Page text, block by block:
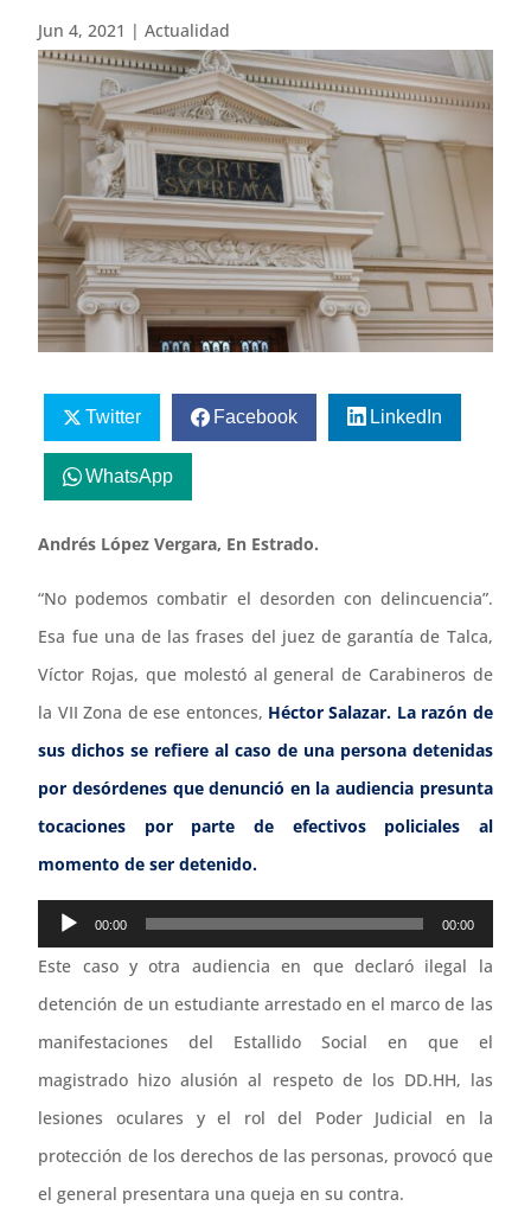
Jun 4, 2021 |Actualidad
Twitter Facebook LinkedIn
WhatsApp
Andrés López Vergara, En Estrado.
“No podemos combatir el desorden con delincuencia”.
Esa fue una de las frases del juez de garantía de Talca,
Víctor Rojas, que molestó al general de Carabineros de
la VII Zona de ese entonces, Héctor Salazar. La razón de
sus dichos se refiere al caso de una persona detenidas
por desórdenes que denunció en la audiencia presunta
tocaciones por parte de efectivos policiales al
momento de ser detenido.
Reproductor
de
audio
00:00 00:00
Este caso y otra audiencia en que declaró ilegal la
detención de un estudiante arrestado en el marco de las
manifestaciones del Estallido Social en que el
magistrado hizo alusión al respeto de los DD.HH, las
lesiones oculares y el rol del Poder Judicial en la
protección de los derechos de las personas, provocó que
el general presentara una queja en su contra.